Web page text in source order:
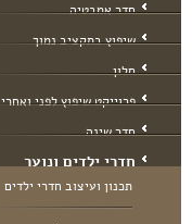
חדר אמבטיה
שיפוץ בתקציב נמוך
סלון
פרוייקט שיפוץ לפני ואחרי
חדר שינה
חדרי ילדים ונוער
תכנון ועיצוב חדרי ילדים